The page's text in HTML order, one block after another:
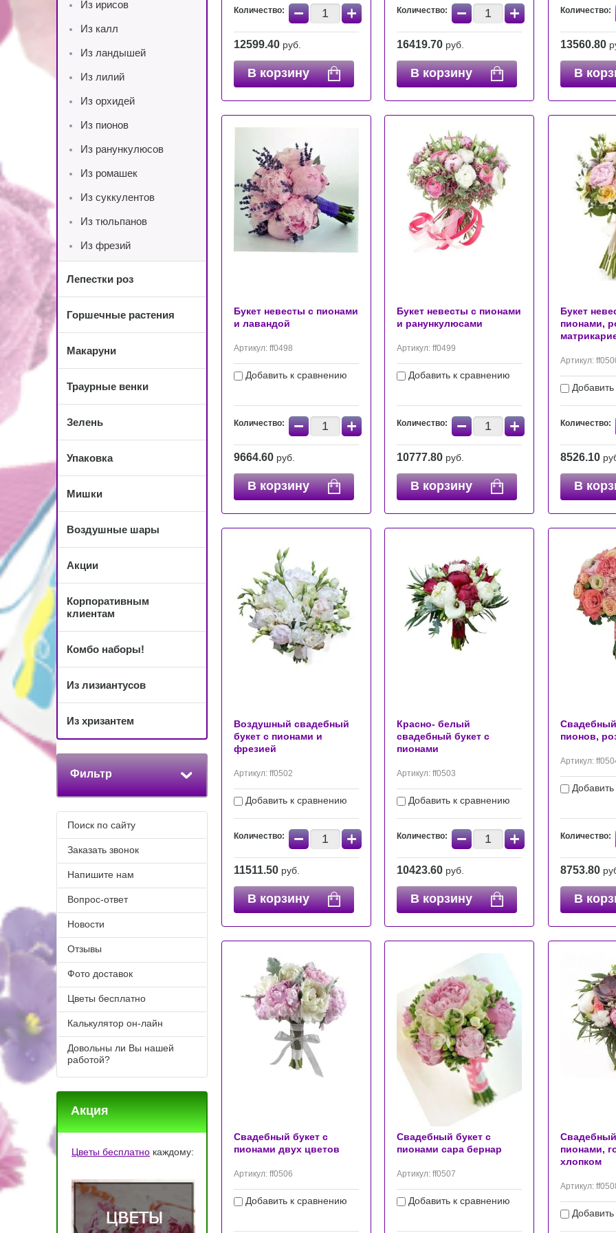
Количество: − +
12599.40 руб.
В корзину
Количество: − +
16419.70 руб.
В корзину
Количество:
13560.80
В
Букет невесты с пионами
и лавандой
Артикул: ff0498
Добавить к сравнению
Количество: − +
9664.60 руб.
В корзину
Букет невесты с пионами
и ранункулюсами
Артикул: ff0499
Добавить к сравнению
Количество: − +
10777.80 руб.
В корзину
Букет
пионами,
Артикул:
Добавить
Количество:
8526.10
В
Воздушный свадебный
букет с пионами и
фрезией
Артикул: ff0502
Добавить к сравнению
Количество: − +
11511.50 руб.
В корзину
Красно- белый
свадебный букет с
пионами
Артикул: ff0503
Добавить к сравнению
Количество: − +
10423.60 руб.
В корзину
Свадебный
пионов,
Артикул:
Добавить
Количество:
8753.80
В
Свадебный букет с
пионами двух цветов
Артикул: ff0506
Добавить к сравнению
Свадебный букет с
пионами сара бернар
Артикул: ff0507
Добавить к сравнению
Свадебный
пионами,
хлопком
Артикул:
Добавить
Из ирисов
Из калл
Из ландышей
Из лилий
Из орхидей
Из пионов
Из ранункулюсов
Из ромашек
Из суккулентов
Из тюльпанов
Из фрезий
Лепестки роз
Горшечные растения
Макаруни
Траурные венки
Зелень
Упаковка
Мишки
Воздушные шары
Акции
Корпоративным
клиентам
Комбо наборы!
Из лизиантусов
Из хризантем
Фильтр
Поиск по сайту
Заказать звонок
Напишите нам
Вопрос-ответ
Новости
Отзывы
Фото доставок
Цветы бесплатно
Калькулятор он-лайн
Довольны ли Вы нашей
работой?
Акция
Цветы бесплатно каждому: